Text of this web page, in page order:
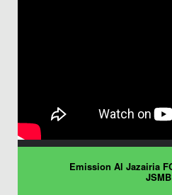
Emission Al Jazairia
JSMB